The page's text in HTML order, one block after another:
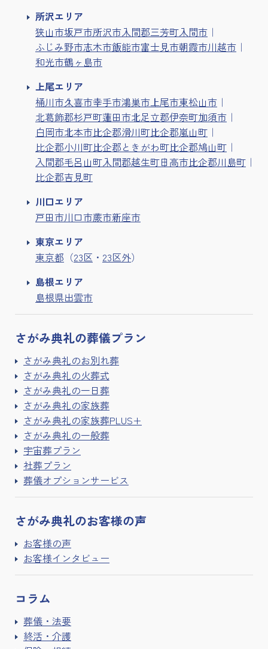
所沢エリア
狭山市坂戸市所沢市入間郡三芳町入間市
ふじみ野市志木市飯能市富士見市朝霞市川越市
和光市鶴ヶ島市
上尾エリア
桶川市久喜市幸手市鴻巣市上尾市東松山市
北葛飾郡杉戸町蓮田市北足立郡伊奈町加須市
白岡市北本市比企郡滑川町比企郡嵐山町
比企郡小川町比企郡ときがわ町比企郡鳩山町
入間郡毛呂山町入間郡越生町日高市比企郡川島町
比企郡吉見町
川口エリア
戸田市川口市蕨市新座市
東京エリア
東京都 （23区 ・ 23区外）
島根エリア
島根県出雲市
さがみ典礼の葬儀プラン
さがみ典礼のお別れ葬
さがみ典礼の火葬式
さがみ典礼の一日葬
さがみ典礼の家族葬
さがみ典礼の家族葬PLUS+
さがみ典礼の一般葬
宇宙葬プラン
社葬プラン
葬儀オプションサービス
さがみ典礼のお客様の声
お客様の声
お客様インタビュー
コラム
葬儀・法要
終活・介護